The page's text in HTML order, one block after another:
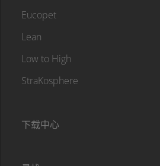
Eucopet
Lean
Low to High
StraKosphere
下载中心